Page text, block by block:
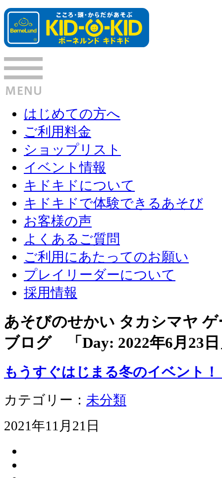
はじめての方へ
ご利用料金
ショップリスト
イベント情報
キドキドについて
キドキドで体験できるあそび
お客様の声
よくあるご質問
ご利用にあたってのお願い
プレイリーダーについて
採用情報
あそびのせかい タカシマヤ
ブログ 「Day: 2022年6月23日
もうすぐはじまる冬のイベント！
カテゴリー： 未分類
2021年11月21日